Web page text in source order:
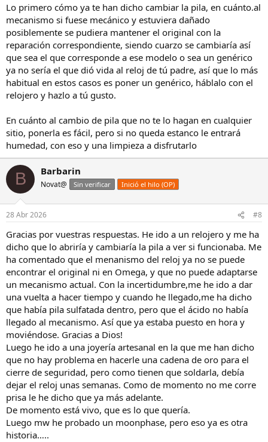
:
Lo primero cómo ya te han dicho cambiar la pila, en cuánto.al
mecanismo si fuese mecánico y estuviera dañado
posiblemente se pudiera mantener el original con la
reparación correspondiente, siendo cuarzo se cambiaría así
que sea el que corresponde a ese modelo o sea un genérico
ya no sería el que dió vida al reloj de tú padre, así que lo más
habitual en estos casos es poner un genérico, háblalo con el
relojero y hazlo a tú gusto.
En cuánto al cambio de pila que no te lo hagan en cualquier
sitio, ponerla es fácil, pero si no queda estanco le entrará
humedad, con eso y una limpieza a disfrutarlo
B Barbarin
Novat@ Sin verificar Inició el hilo (OP)
28 Abr 2026 #8
Gracias por vuestras respuestas. He ido a un relojero y me ha
dicho que lo abriría y cambiaría la pila a ver si funcionaba. Me
ha comentado que el menanismo del reloj ya no se puede
encontrar el original ni en Omega, y que no puede adaptarse
un mecanismo actual. Con la incertidumbre,me he ido a dar
una vuelta a hacer tiempo y cuando he llegado,me ha dicho
que había pila sulfatada dentro, pero que el ácido no había
llegado al mecanismo. Así que ya estaba puesto en hora y
moviéndose. Gracias a Dios!
Luego he ido a una joyería artesanal en la que me han dicho
que no hay problema en hacerle una cadena de oro para el
cierre de seguridad, pero como tienen que soldarla, debía
dejar el reloj unas semanas. Como de momento no me corre
prisa le he dicho que ya más adelante.
De momento está vivo, que es lo que quería.
Luego mw he probado un moonphase, pero eso ya es otra
historia…..